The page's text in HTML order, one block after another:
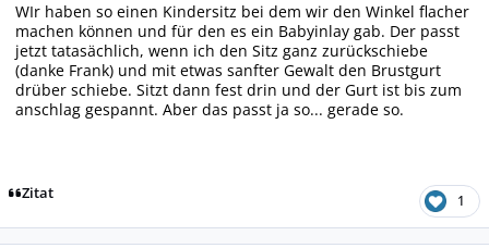
WIr haben so einen Kindersitz bei dem wir den Winkel flacher
machen können und für den es ein Babyinlay gab. Der passt
jetzt tatasächlich, wenn ich den Sitz ganz zurückschiebe
(danke Frank) und mit etwas sanfter Gewalt den Brustgurt
drüber schiebe. Sitzt dann fest drin und der Gurt ist bis zum
anschlag gespannt. Aber das passt ja so... gerade so.
Zitat 1